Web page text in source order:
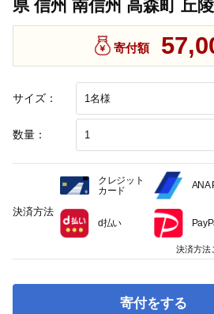
県 信州 南信州 高森町 丘
サイズ：
数量：
寄付額
寄付をする
決済方法
クレジット
カード
ANA
d払い
決済方法